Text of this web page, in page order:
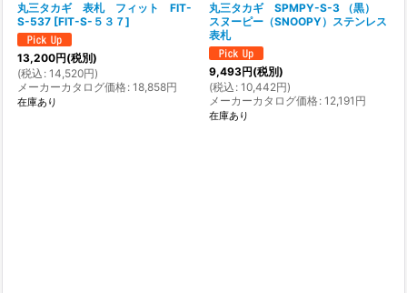
丸三タカギ 表札 フィット FIT-
S-537 [FIT-S-５３７]
13,200円(税別)
(税込 : 14,520円)
メーカーカタログ価格: 18,858円
在庫あり
丸三タカギ SPMPY-S-3 （黒）
スヌーピー（SNOOPY）ステンレス
表札
9,493円(税別)
(税込 : 10,442円)
メーカーカタログ価格: 12,191 円
在庫あり